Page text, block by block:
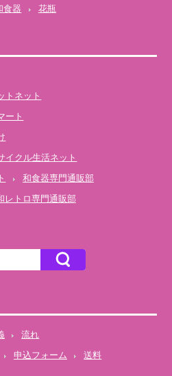
食器 花瓶
トネット
ート
イクル生活ネット
和食器専門通販部
レトロ専門通販部
流れ
申込フォーム 送料